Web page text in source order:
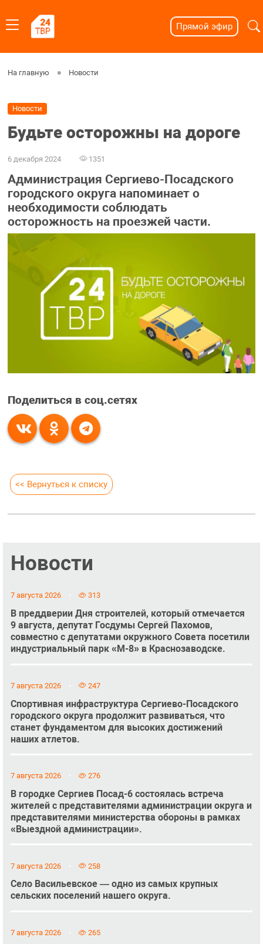
Прямой эфир
На главную Новости
Новости
Будьте осторожны на дороге
6 декабря 2024 1351
Администрация Сергиево-Посадского
городского округа напоминает о
необходимости соблюдать
осторожность на проезжей части.
Поделиться в соц.сетях
<< Вернуться к списку
Новости
7 августа 2026 313
В преддверии Дня строителей, который отмечается
9 августа, депутат Госдумы Сергей Пахомов,
совместно с депутатами окружного Совета посетили
индустриальный парк «М-8» в Краснозаводске.
7 августа 2026 247
Спортивная инфраструктура Сергиево-Посадского
городского округа продолжит развиваться, что
станет фундаментом для высоких достижений
наших атлетов.
7 августа 2026 276
В городке Сергиев Посад-6 состоялась встреча
жителей с представителями администрации округа и
представителями министерства обороны в рамках
«Выездной администрации».
7 августа 2026 258
Село Васильевское — одно из самых крупных
сельских поселений нашего округа.
7 августа 2026 265